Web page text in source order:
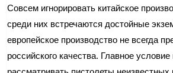
Совсем игнорировать китайское
среди них встречаются достойные
европейское производство не всегда
российского качества. Главное